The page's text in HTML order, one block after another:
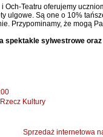
Och-Teatru oferujemy
ulgowe. Są one o 10%
Przypominamy, że mogą
spektakle sylwestrowe
Kultury
Sprzedaż internetowa